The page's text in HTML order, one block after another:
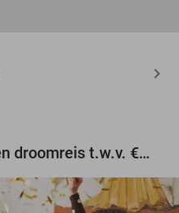
Maak gratis kans op een droomreis t.w.v. €3.000!